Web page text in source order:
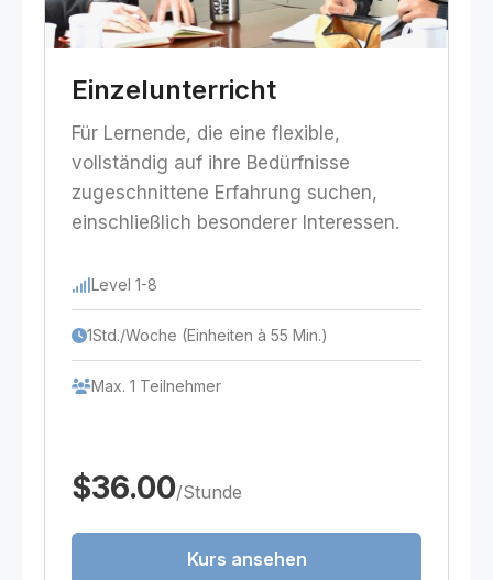
Einzelunterricht
Für Lernende, die eine flexible,
vollständig auf ihre Bedürfnisse
zugeschnittene Erfahrung suchen,
einschließlich besonderer Interessen.
Level 1-8
1Std./Woche (Einheiten à 55 Min.)
Max. 1 Teilnehmer
$36.00/Stunde
Kurs ansehen